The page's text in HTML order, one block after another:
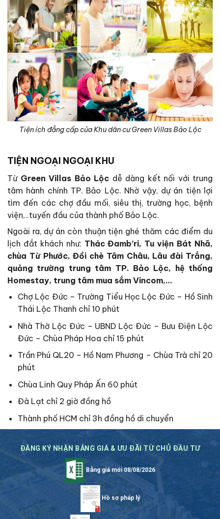
Tiện ích đẳng cấp của Khu dân cư Green Villas Bảo Lộc
TIỆN NGOẠI NGOẠI KHU
Từ Green Villas Bảo Lộc dễ dàng kết nối với trung
tâm hành chính TP. Bảo Lộc. Nhờ vậy, dự án tiện lợi
tìm đến các chợ đầu mối, siêu thị, trường học, bệnh
viện,..tuyến đầu của thành phố Bảo Lộc.
Ngoài ra, dự án còn thuận tiện ghé thăm các điểm du
lịch đắt khách như: Thác Đamb’ri, Tu viện Bát Nhã,
chùa Từ Phước, Đồi chè Tâm Châu, Lâu đài Trắng,
quảng trường trung tâm TP. Bảo Lộc, hệ thống
Homestay, trung tâm mua sắm Vincom,…
Chợ Lộc Đức – Trường Tiểu Học Lộc Đức – Hồ Sinh
Thái Lộc Thanh chỉ 10 phút
Nhà Thờ Lộc Đức – UBND Lộc Đức – Bưu Điện Lộc
Đức – Chùa Pháp Hoa chỉ 15 phút
Trần Phú QL20 – Hồ Nam Phương – Chùa Trà chỉ 20
phút
Chùa Linh Quy Pháp Ấn 60 phút
Đà Lạt chỉ 2 giờ đồng hồ
Thành phố HCM chỉ 3h đồng hồ di chuyển
ĐĂNG KÝ NHẬN BẢNG GIÁ & ƯU ĐÃI TỪ CHỦ ĐẦU TƯ
Bảng giá mới 08/08/2026
Hồ sơ pháp lý